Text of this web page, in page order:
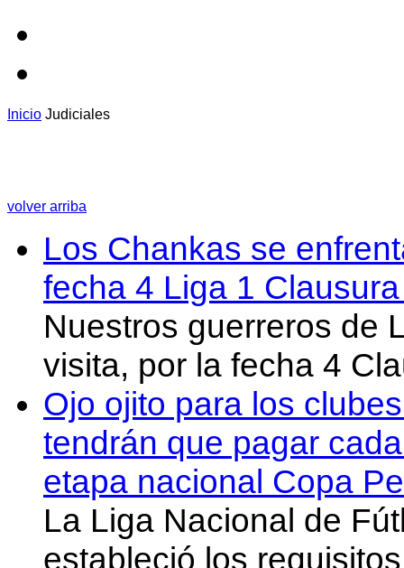
Inicio Judiciales
volver arriba
Los Chankas se
fecha 4 Liga 1
Nuestros guerreros de
visita, por la fecha 4
Ojo ojito para los
tendrán que pagar
etapa nacional Copa
La Liga Nacional de
estableció los